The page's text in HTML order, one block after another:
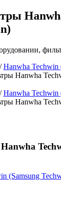
/Hanwha Techwin
Hanwha
/Hanwha Techwin
Hanwha
(Samsung